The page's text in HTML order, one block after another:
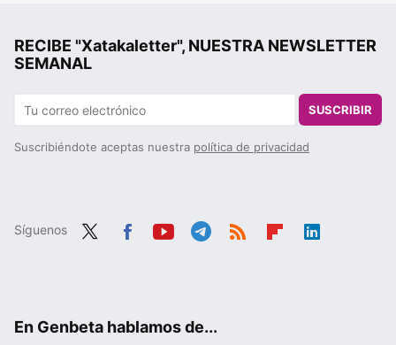
RECIBE "Xatakaletter", NUESTRA NEWSLETTER
SEMANAL
SUSCRIBIR
Suscribiéndote aceptas nuestra política de privacidad
Síguenos
En Genbeta hablamos de...